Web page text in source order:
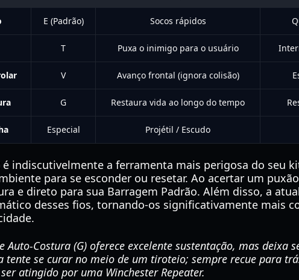
E (Padrão) Socos rápidos
T Puxa o inimigo para o usuário
V Avanço frontal (ignora colisão)
G Restaura vida ao longo do tempo
Especial Projétil / Escudo
é indiscutivelmente a ferramenta mais perigosa do seu
para se esconder ou resetar. Ao acertar um
e direto para sua Barragem Padrão. Além disso, a
desses fios, tornando-os significativamente mais
Auto-Costura (G) oferece excelente sustentação, mas deixa
tente se curar no meio de um tiroteio; sempre recue para
atingido por uma Winchester Repeater.